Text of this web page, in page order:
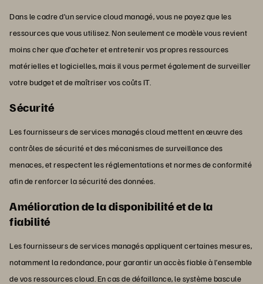
Dans le cadre d’un service cloud managé, vous ne payez que les
ressources que vous utilisez. Non seulement ce modèle vous revient
moins cher que d’acheter et entretenir vos propres ressources
matérielles et logicielles, mais il vous permet également de surveiller
votre budget et de maîtriser vos coûts IT.
Sécurité
Les fournisseurs de services managés cloud mettent en œuvre des
contrôles de sécurité et des mécanismes de surveillance des
menaces, et respectent les réglementations et normes de conformité
afin de renforcer la sécurité des données.
Amélioration de la disponibilité et de la
fiabilité
Les fournisseurs de services managés appliquent certaines mesures,
notamment la redondance, pour garantir un accès fiable à l’ensemble
de vos ressources cloud. En cas de défaillance, le système bascule